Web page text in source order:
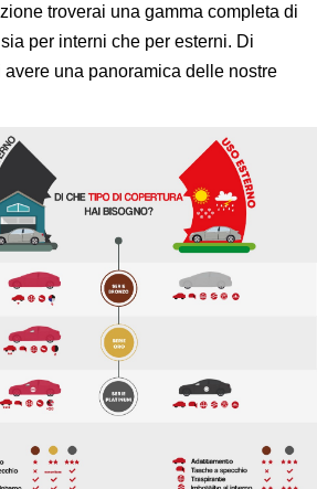
troverai una gamma completa di
per interni che per esterni. Di
avere una panoramica delle nostre